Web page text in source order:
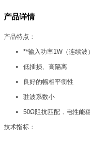
产品详情
产品特点：
**输入功率1W（连续波）
低插损、高隔离
良好的幅相平衡性
驻波系数小
50Ω阻抗匹配，电性能
技术指标：